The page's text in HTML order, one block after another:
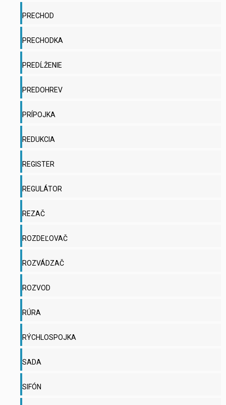
PRECHOD
PRECHODKA
PREDĹŽENIE
PREDOHREV
PRÍPOJKA
REDUKCIA
REGISTER
REGULÁTOR
REZAČ
ROZDEĽOVAČ
ROZVÁDZAČ
ROZVOD
RÚRA
RÝCHLOSPOJKA
SADA
SIFÓN